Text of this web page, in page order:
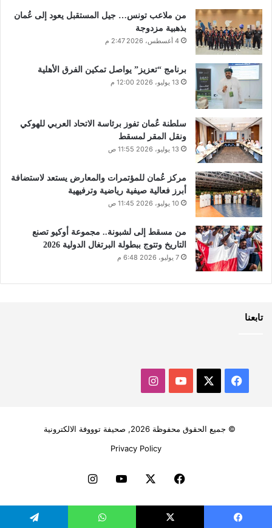
من ملاعب تونس… جيل المستقبل يعود إلى عُمان
بذهبية مزدوجة
4 أغسطس، 2026 2:47 م
برنامج “تعزيز” يواصل تمكين الفرق الأهلية
13 يوليو، 2026 12:00 م
سلطنة عُمان تفوز برئاسة الاتحاد العربي للهوكي
ونقل المقر لمسقط
13 يوليو، 2026 11:55 ص
مركز عُمان للمؤتمرات والمعارض يستعد لاستضافة
أبرز فعالية صيفية رياضية وترفيهية
10 يوليو، 2026 11:45 ص
من مسقط إلى لشبونة.. مجموعة أوكيو تصنع
التاريخ وتتوج ببطولة البرتغال الدولية 2026
7 يوليو، 2026 6:48 م
تابعنا
فيسبوك ‫YouTubeانستقرام
© جميع الحقوق محفوظة 2026, صحيفة توووفة الالكترونية
Privacy Policy
فيسبوك ‫YouTubeانستقرام